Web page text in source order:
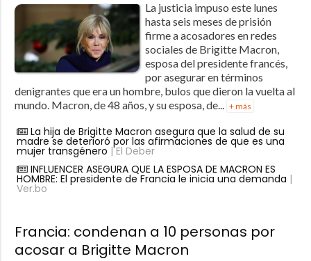
La justicia impuso este lunes
hasta seis meses de prisión
firme a acosadores en redes
sociales de Brigitte Macron,
esposa del presidente francés,
por asegurar en términos
denigrantes que era un hombre, bulos que dieron la vuelta al
mundo. Macron, de 48 años, y su esposa, de... + más
La hija de Brigitte Macron asegura que la salud de su
madre se deterioró por las afirmaciones de que es una
mujer transgénero | El Deber
INFLUENCER ASEGURA QUE LA ESPOSA DE MACRON ES
HOMBRE: El presidente de Francia le inicia una demanda |
Ver.bo
Francia: condenan a 10 personas por
acosar a Brigitte Macron